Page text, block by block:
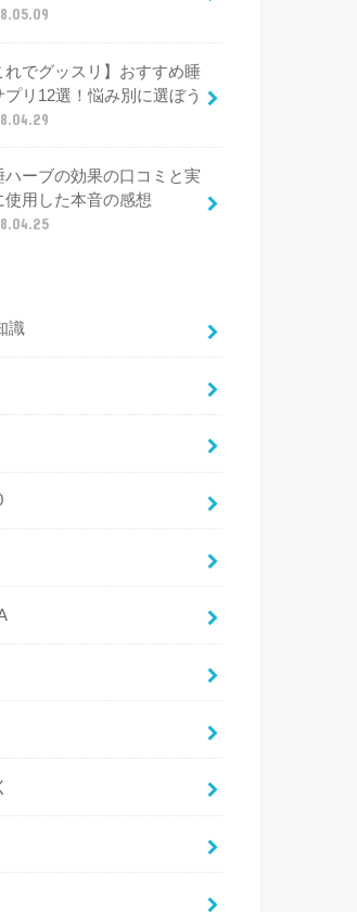
れでグッスリ】おすすめ睡
プリ12選！悩み別に選ぼう
ハーブの効果の口コミと実
使用した本音の感想
識